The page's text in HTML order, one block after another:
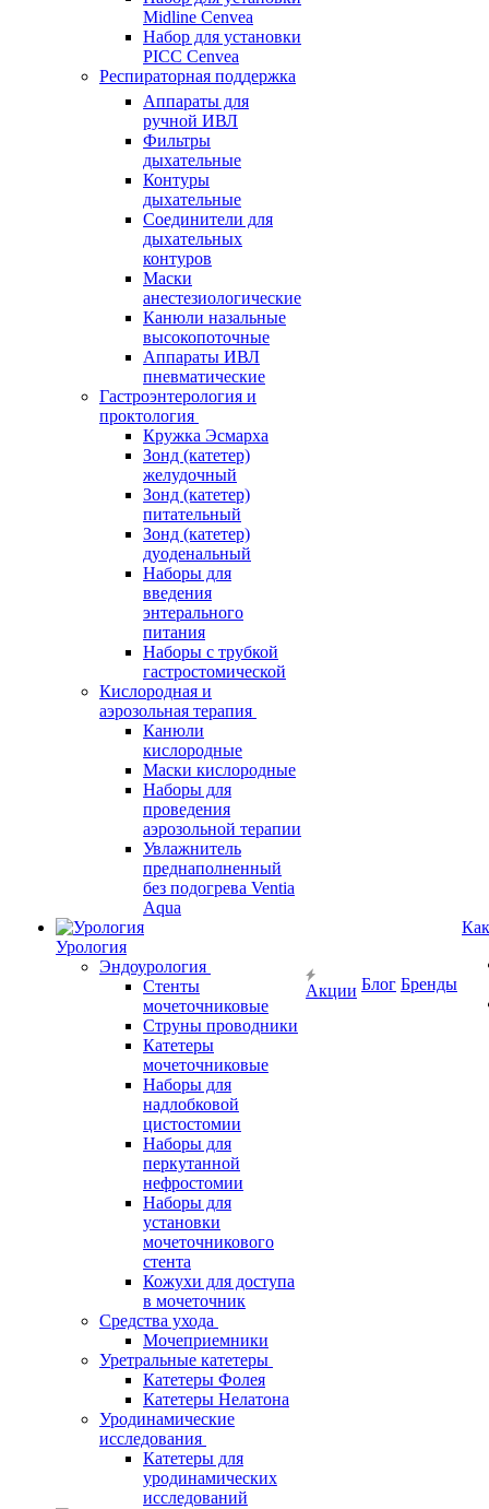
Midline Cenvea
Набор для установки
PICC Cenvea
Респираторная поддержка
Аппараты для
ручной ИВЛ
Фильтры
дыхательные
Контуры
дыхательные
Соединители для
дыхательных
контуров
Маски
анестезиологические
Канюли назальные
высокопоточные
Аппараты ИВЛ
пневматические
Гастроэнтерология и
проктология
Кружка Эсмарха
Зонд (катетер)
желудочный
Зонд (катетер)
питательный
Зонд (катетер)
дуоденальный
Наборы для
введения
энтерального
питания
Наборы с трубкой
гастростомической
Кислородная и
аэрозольная терапия
Канюли
кислородные
Маски кислородные
Наборы для
проведения
аэрозольной терапии
Увлажнитель
преднаполненный
без подогрева Ventia
Aqua
Урология
Эндоурология
Стенты
мочеточниковые
Струны проводники
Катетеры
мочеточниковые
Наборы для
надлобковой
цистостомии
Наборы для
перкутанной
нефростомии
Наборы для
установки
мочеточникового
стента
Кожухи для доступа
в мочеточник
Средства ухода
Мочеприемники
Уретральные катетеры
Катетеры Фолея
Катетеры Нелатона
Уродинамические
исследования
Катетеры для
уродинамических
исследований
Акции Блог Бренды